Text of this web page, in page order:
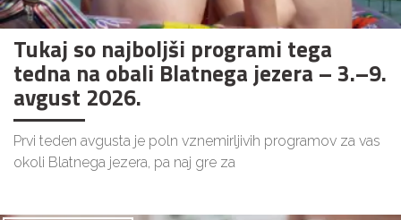
Tukaj so najboljši programi tega
tedna na obali Blatnega jezera – 3.–9.
avgust 2026.
Prvi teden avgusta je poln vznemirljivih programov za vas
okoli Blatnega jezera, pa naj gre za